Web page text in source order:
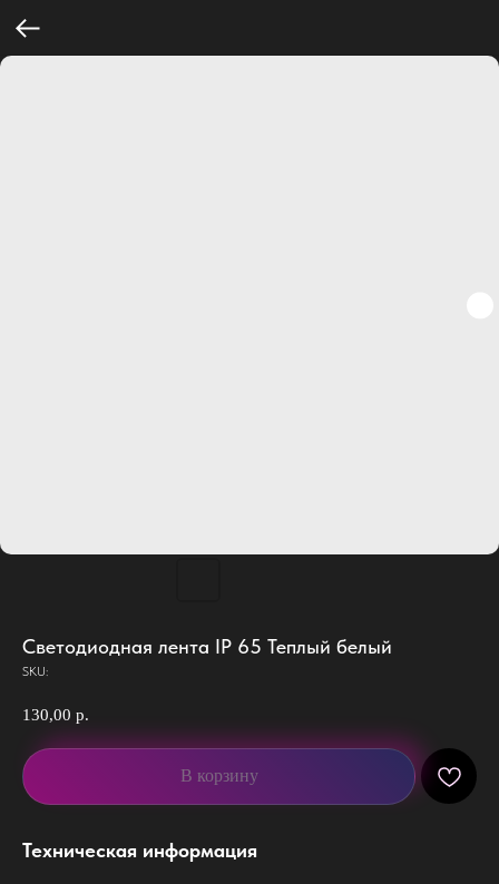
Светодиодная лента IP 65 Теплый белый
SKU:
130,00 р.
В корзину
Техническая информация